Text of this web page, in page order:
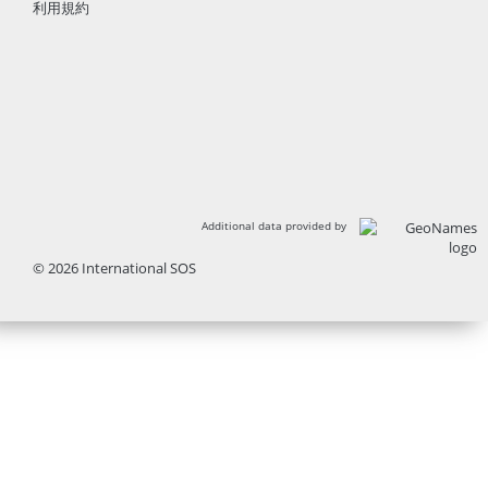
利用規約
Additional data provided by
© 2026 International SOS